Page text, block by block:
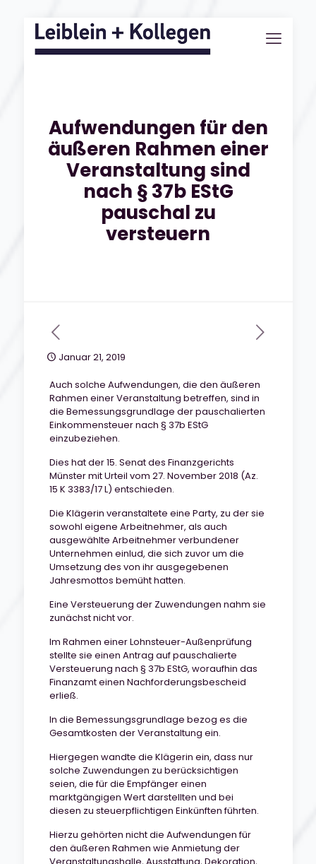
Aufwendungen für den
äußeren Rahmen einer
Veranstaltung sind
nach § 37b EStG
pauschal zu
versteuern
Januar 21, 2019
Auch solche Aufwendungen, die den äußeren
Rahmen einer Veranstaltung betreffen, sind in
die Bemessungsgrundlage der pauschalierten
Einkommensteuer nach § 37b EStG
einzubeziehen.
Dies hat der 15. Senat des Finanzgerichts
Münster mit Urteil vom 27. November 2018 (Az.
15 K 3383/17 L) entschieden.
Die Klägerin veranstaltete eine Party, zu der sie
sowohl eigene Arbeitnehmer, als auch
ausgewählte Arbeitnehmer verbundener
Unternehmen einlud, die sich zuvor um die
Umsetzung des von ihr ausgegebenen
Jahresmottos bemüht hatten.
Eine Versteuerung der Zuwendungen nahm sie
zunächst nicht vor.
Im Rahmen einer Lohnsteuer-Außenprüfung
stellte sie einen Antrag auf pauschalierte
Versteuerung nach § 37b EStG, woraufhin das
Finanzamt einen Nachforderungsbescheid
erließ.
In die Bemessungsgrundlage bezog es die
Gesamtkosten der Veranstaltung ein.
Hiergegen wandte die Klägerin ein, dass nur
solche Zuwendungen zu berücksichtigen
seien, die für die Empfänger einen
marktgängigen Wert darstellten und bei
diesen zu steuerpflichtigen Einkünften führten.
Hierzu gehörten nicht die Aufwendungen für
den äußeren Rahmen wie Anmietung der